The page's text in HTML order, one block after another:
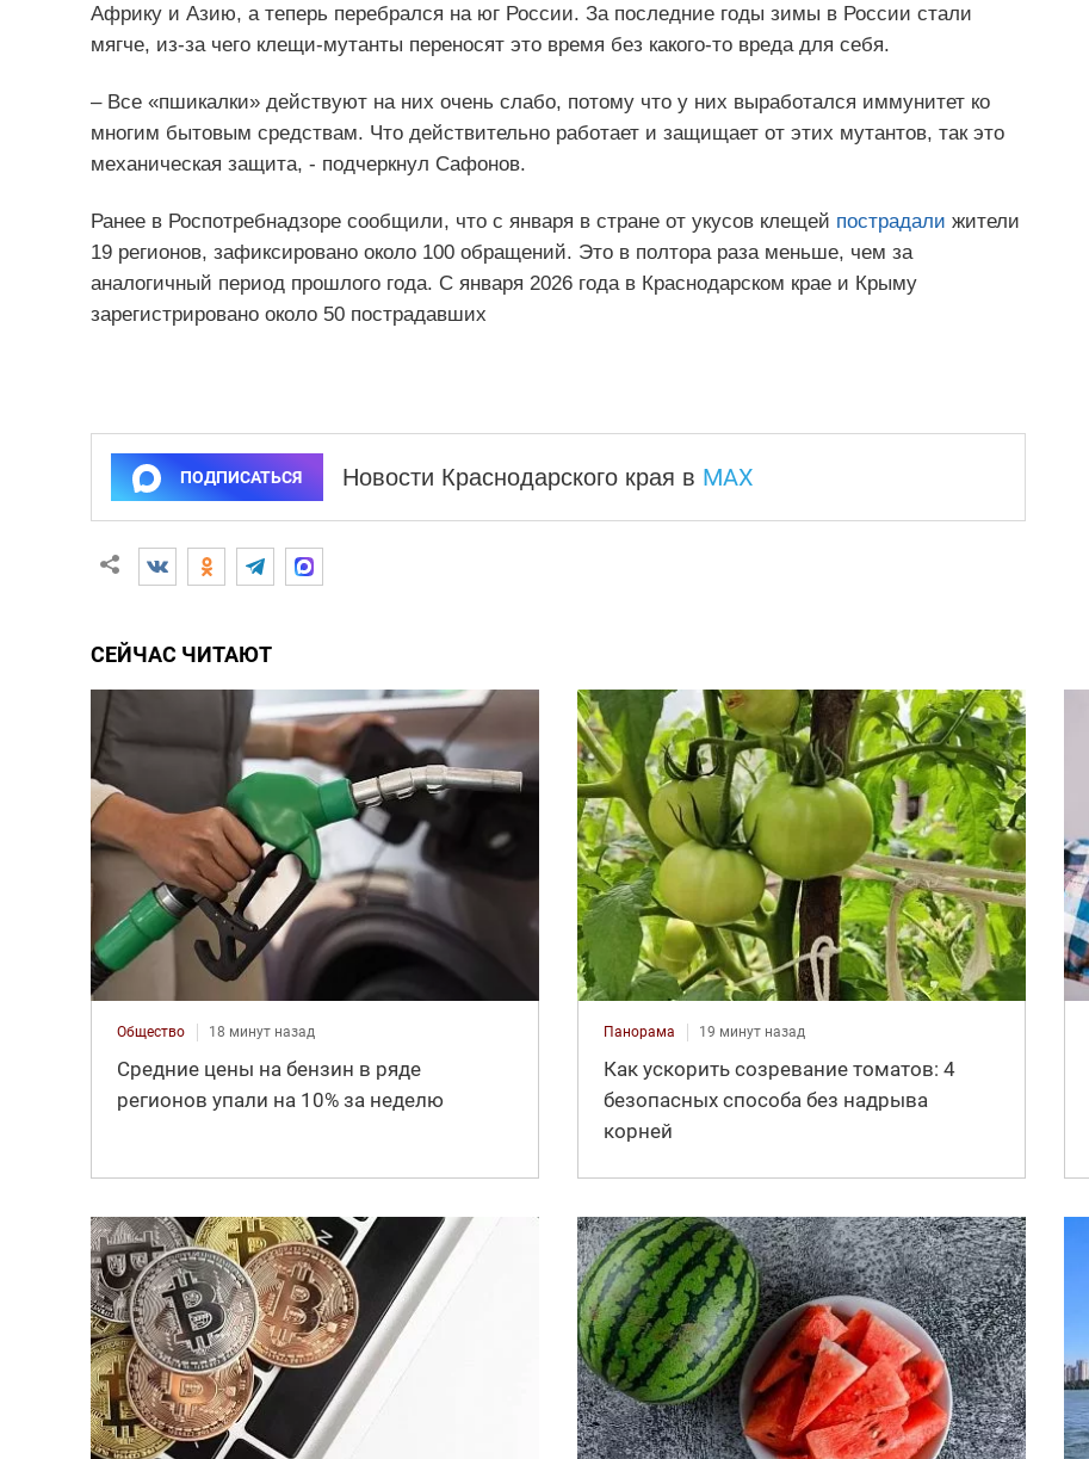
Африку и Азию, а теперь перебрался на юг России. За последние годы зимы в России стали
мягче, из-за чего клещи-мутанты переносят это время без какого-то вреда для себя.
– Все «пшикалки» действуют на них очень слабо, потому что у них выработался иммунитет ко
многим бытовым средствам. Что действительно работает и защищает от этих мутантов, так это
механическая защита, - подчеркнул Сафонов.
Ранее в Роспотребнадзоре сообщили, что с января в стране от укусов клещей пострадали жители
19 регионов, зафиксировано около 100 обращений. Это в полтора раза меньше, чем за
аналогичный период прошлого года. С января 2026 года в Краснодарском крае и Крыму
зарегистрировано около 50 пострадавших
ПОДПИСАТЬСЯ Новости Краснодарского края в MAX
СЕЙЧАС ЧИТАЮТ
Общество 18 минут назад
Средние цены на бензин в ряде
регионов упали на 10% за неделю
Панорама 19 минут назад
Как ускорить созревание томатов: 4
безопасных способа без надрыва
корней